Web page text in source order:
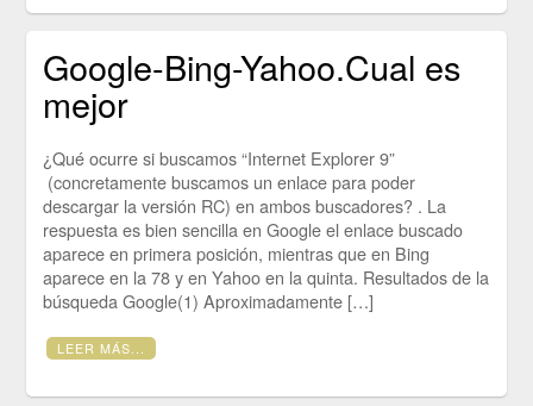
Google-Bing-Yahoo.Cual es
mejor
¿Qué ocurre si buscamos “Internet Explorer 9”
(concretamente buscamos un enlace para poder
descargar la versión RC) en ambos buscadores? . La
respuesta es bien sencilla en Google el enlace buscado
aparece en primera posición, mientras que en Bing
aparece en la 78 y en Yahoo en la quinta. Resultados de la
búsqueda Google(1) Aproximadamente […]
LEER MÁS...